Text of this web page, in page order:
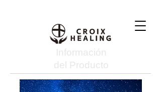
Información
del Producto